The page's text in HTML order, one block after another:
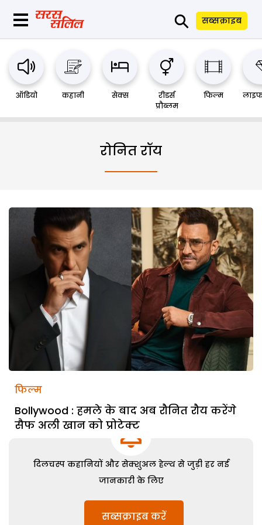
⚲ सब्सक्राइब
ऑडियो कहानी सेक्स
रीडर्स
प्रौब्लम
फिल्म
रोनित रॉय
फिल्म
Bollywood : हमले के बाद अब रौनित रौय करेंगे
सैफ अली खान को प्रोटेक्ट
दिलचस्प कहानियों और सेक्शुअल हेल्थ से जुड़ी हर नई
जानकारी के लिए
सब्सक्राइब करें